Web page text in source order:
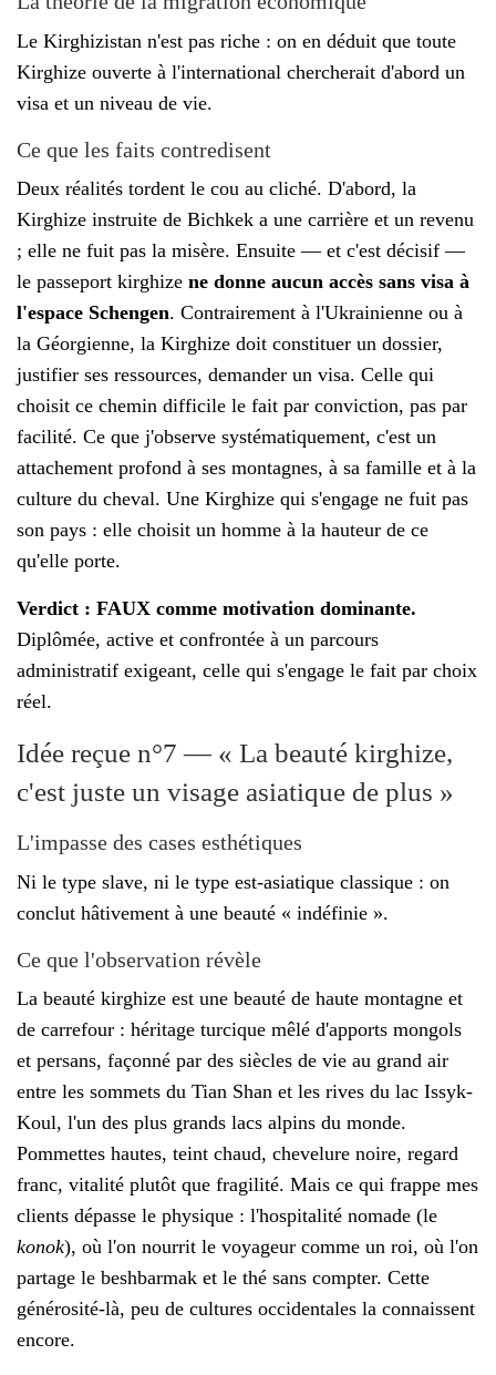
Le Kirghizistan n'est pas riche : on en déduit que toute
Kirghize ouverte à l'international chercherait d'abord un
visa et un niveau de vie.
Ce que les faits contredisent
Deux réalités tordent le cou au cliché. D'abord, la
Kirghize instruite de Bichkek a une carrière et un revenu
; elle ne fuit pas la misère. Ensuite — et c'est décisif —
le passeport kirghize ne donne aucun accès sans visa à
l'espace Schengen. Contrairement à l'Ukrainienne ou à
la Géorgienne, la Kirghize doit constituer un dossier,
justifier ses ressources, demander un visa. Celle qui
choisit ce chemin difficile le fait par conviction, pas par
facilité. Ce que j'observe systématiquement, c'est un
attachement profond à ses montagnes, à sa famille et à la
culture du cheval. Une Kirghize qui s'engage ne fuit pas
son pays : elle choisit un homme à la hauteur de ce
qu'elle porte.
Verdict : FAUX comme motivation dominante.
Diplômée, active et confrontée à un parcours
administratif exigeant, celle qui s'engage le fait par choix
réel.
Idée reçue n°7 — « La beauté kirghize,
c'est juste un visage asiatique de plus »
L'impasse des cases esthétiques
Ni le type slave, ni le type est-asiatique classique : on
conclut hâtivement à une beauté « indéfinie ».
Ce que l'observation révèle
La beauté kirghize est une beauté de haute montagne et
de carrefour : héritage turcique mêlé d'apports mongols
et persans, façonné par des siècles de vie au grand air
entre les sommets du Tian Shan et les rives du lac Issyk-
Koul, l'un des plus grands lacs alpins du monde.
Pommettes hautes, teint chaud, chevelure noire, regard
franc, vitalité plutôt que fragilité. Mais ce qui frappe mes
clients dépasse le physique : l'hospitalité nomade (le
konok), où l'on nourrit le voyageur comme un roi, où l'on
partage le beshbarmak et le thé sans compter. Cette
générosité-là, peu de cultures occidentales la connaissent
encore.